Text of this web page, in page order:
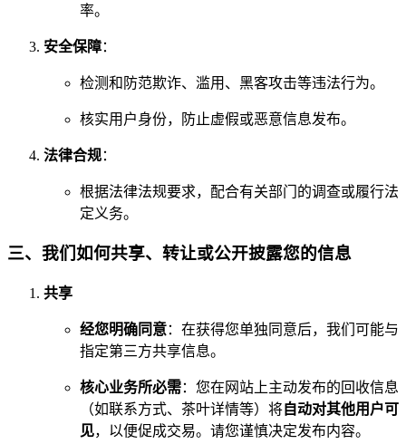
率。
安全保障：
检测和防范欺诈、滥用、黑客攻击等违法行为。
核实用户身份，防止虚假或恶意信息发布。
法律合规：
根据法律法规要求，配合有关部门的调查或履行法
定义务。
三、我们如何共享、转让或公开披露您的信息
共享
经您明确同意：在获得您单独同意后，我们可能与
指定第三方共享信息。
核心业务所必需：您在网站上主动发布的回收信息
（如联系方式、茶叶详情等）将自动对其他用户可
见，以便促成交易。请您谨慎决定发布内容。